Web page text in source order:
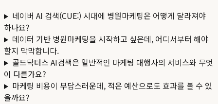
네이버 AI 검색(CUE:) 시대에 병원마케팅은 어떻게 달라져야
하나요?
데이터 기반 병원마케팅을 시작하고 싶은데, 어디서부터 해야
할지 막막합니다.
골드닥터스 AI검색은 일반적인 마케팅 대행사의 서비스와 무엇
이 다른가요?
마케팅 비용이 부담스러운데, 적은 예산으로도 효과를 볼 수 있
을까요?